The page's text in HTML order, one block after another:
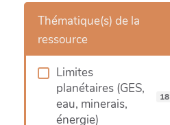
Thématique(s) de la
ressource
Limites
planétaires (GES,
eau, minerais,
énergie)
18